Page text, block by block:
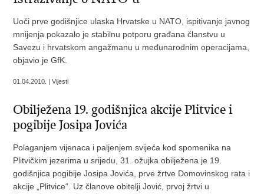
Uoči prve godišnjice ulaska Hrvatske u NATO, ispitivanje javnog
mnijenja pokazalo je stabilnu potporu građana članstvu u
Savezu i hrvatskom angažmanu u međunarodnim operacijama,
objavio je GfK.
01.04.2010. | Vijesti
Obilježena 19. godišnjica akcije Plitvice i
pogibije Josipa Jovića
Polaganjem vijenaca i paljenjem svijeća kod spomenika na
Plitvičkim jezerima u srijedu, 31. ožujka obilježena je 19.
godišnjica pogibije Josipa Jovića, prve žrtve Domovinskog rata i
akcije „Plitvice“. Uz članove obitelji Jović, prvoj žrtvi u